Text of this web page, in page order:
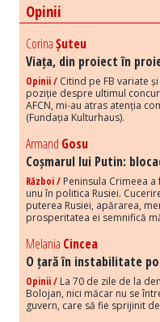
Opinii
CorinaȘuteu
Viața, din proiect în
Opinii / Citind pe FB variate
poziție despre ultimul
AFCN, mi-au atras atenția
(Fundația Kulturhaus).
Armand Gosu
Coșmarul lui Putin:
Război / Peninsula Crimeea
unu în politica Rusiei.
puterea Rusiei, apărarea,
prosperitatea ei semnifică
Melania Cincea
O țară în instabilitate
Opinii / La 70 de zile de la
Bolojan, nici măcar nu se
guvern, care să fie sprijinit